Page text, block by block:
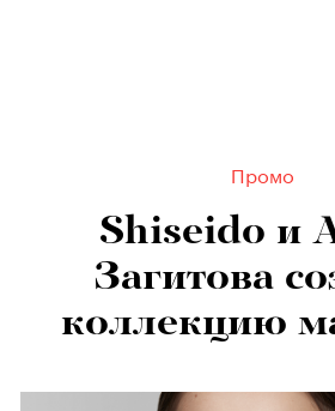
Промо
Shiseido и
Загитова
коллекцию